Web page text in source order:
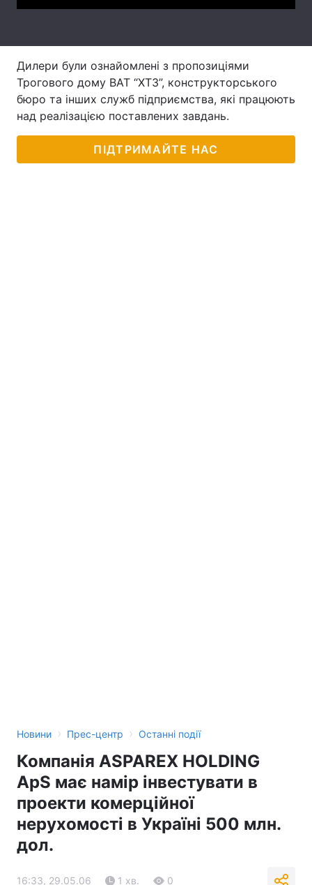
Відео з Youtube Статті
Архів Вакансії
Контакти
Послуги
Дилери були ознайомлені з пропозиціями
Трогового дому ВАТ “ХТЗ”, конструкторського
бюро та інших служб підприємства, які працюють
над реалізацією поставлених завдань.
ПІДТРИМАЙТЕ НАС
Новини › Прес-центр › Останні події
Компанія ASPAREX HOLDING
ApS має намір інвестувати в
проекти комерційної
нерухомості в Україні 500 млн.
дол.
16:33, 29.05.06 1 хв. 0